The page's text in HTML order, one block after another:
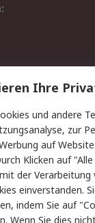
Ihre
und andere
zur
auf
Klicken auf
der Verarbeitung
einverstanden.
indem Sie auf
Wenn Sie dies